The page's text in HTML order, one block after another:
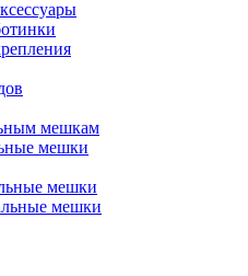
мешкам
мешки
мешки
мешки